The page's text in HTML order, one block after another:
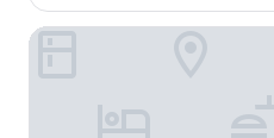
ulasan)
Sunday Hotel Arshika Sunset